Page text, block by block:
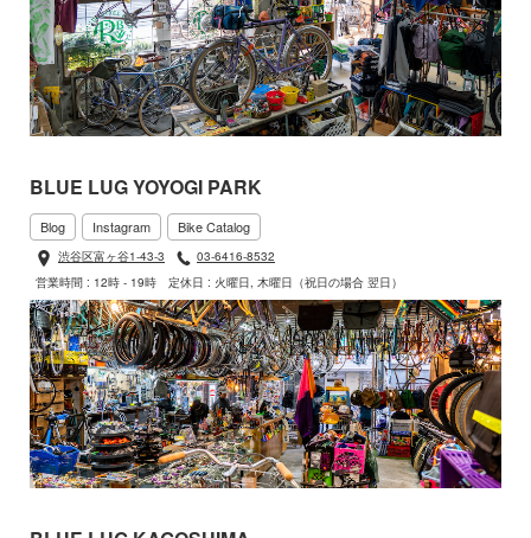
BLUE LUG YOYOGI PARK
Blog Instagram Bike Catalog
渋谷区富ヶ谷1-43-3
03-6416-8532
営業時間 : 12時 - 19時
定休日 : 火曜日, 木曜日（祝日の場合 翌日）